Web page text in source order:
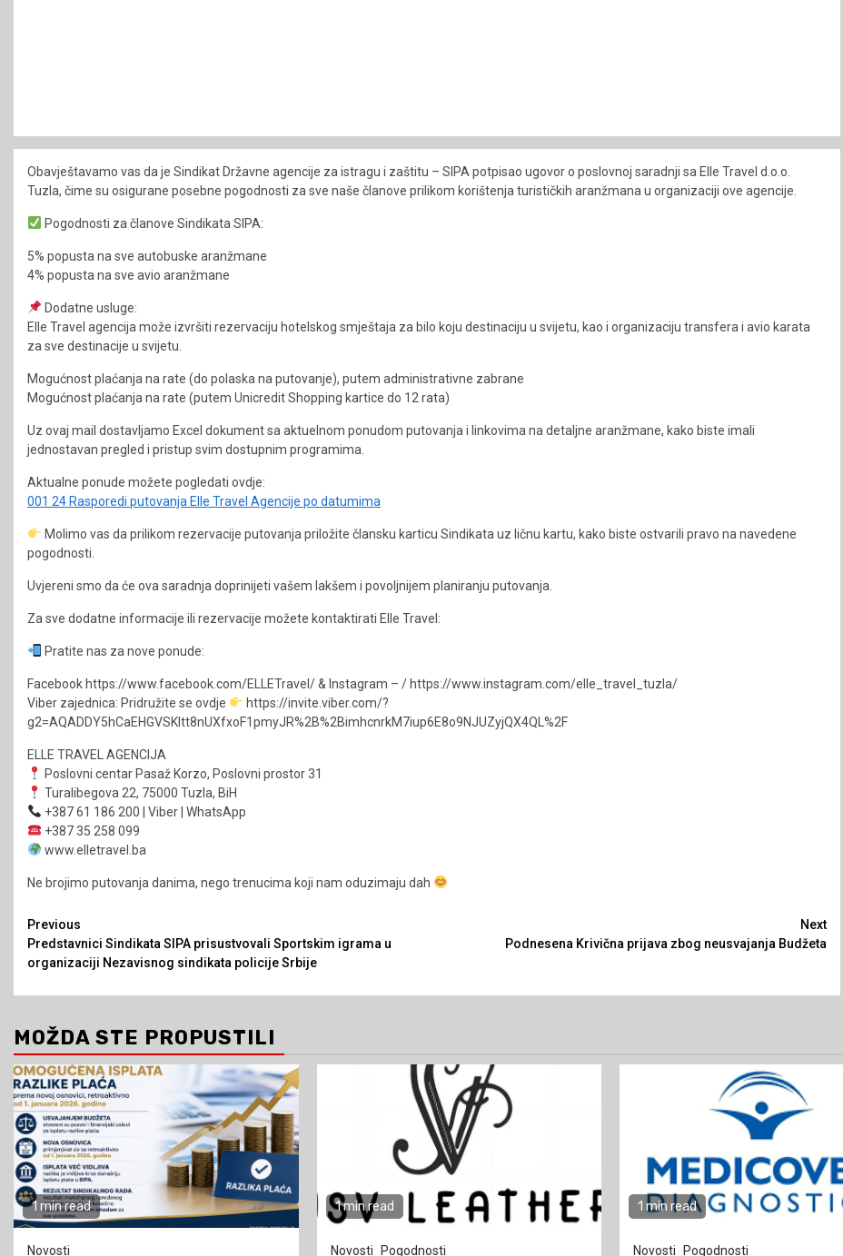
Obavještavamo vas da je Sindikat Državne agencije za istragu i zaštitu – SIPA potpisao ugovor o poslovnoj saradnji sa Elle Travel d.o.o.
Tuzla, čime su osigurane posebne pogodnosti za sve naše članove prilikom korištenja turističkih aranžmana u organizaciji ove agencije.
Pogodnosti za članove Sindikata SIPA:
5% popusta na sve autobuske aranžmane
4% popusta na sve avio aranžmane
Dodatne usluge:
Elle Travel agencija može izvršiti rezervaciju hotelskog smještaja za bilo koju destinaciju u svijetu, kao i organizaciju transfera i avio karata
za sve destinacije u svijetu.
Mogućnost plaćanja na rate (do polaska na putovanje), putem administrativne zabrane
Mogućnost plaćanja na rate (putem Unicredit Shopping kartice do 12 rata)
Uz ovaj mail dostavljamo Excel dokument sa aktuelnom ponudom putovanja i linkovima na detaljne aranžmane, kako biste imali
jednostavan pregled i pristup svim dostupnim programima.
Aktualne ponude možete pogledati ovdje:
001 24 Rasporedi putovanja Elle Travel Agencije po datumima
Molimo vas da prilikom rezervacije putovanja priložite člansku karticu Sindikata uz ličnu kartu, kako biste ostvarili pravo na navedene
pogodnosti.
Uvjereni smo da će ova saradnja doprinijeti vašem lakšem i povoljnijem planiranju putovanja.
Za sve dodatne informacije ili rezervacije možete kontaktirati Elle Travel:
Pratite nas za nove ponude:
Facebook https://www.facebook.com/ELLETravel/ & Instagram – / https://www.instagram.com/elle_travel_tuzla/
Viber zajednica: Pridružite se ovdje
https://invite.viber.com/?
g2=AQADDY5hCaEHGVSKItt8nUXfxoF1pmyJR%2B%2BimhcnrkM7iup6E8o9NJUZyjQX4QL%2F
ELLE TRAVEL AGENCIJA
Poslovni centar Pasaž Korzo, Poslovni prostor 31
Turalibegova 22, 75000 Tuzla, BiH
+387 61 186 200 | Viber | WhatsApp
+387 35 258 099
www.elletravel.ba
Ne brojimo putovanja danima, nego trenucima koji nam oduzimaju dah
Continue
Reading
Previous
Predstavnici Sindikata SIPA prisustvovali Sportskim igrama u
organizaciji Nezavisnog sindikata policije Srbije
Next
Podnesena Krivična prijava zbog neusvajanja Budžeta
MOŽDA STE PROPUSTILI
1 min read
Novosti
1 min read
Novosti Pogodnosti
1 min read
Novosti Pogodnosti